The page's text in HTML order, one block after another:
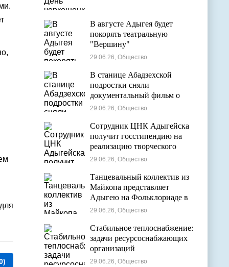
В августе Адыгея будет
покорять театральную
"Вершину"
29.06.26, Общество
В станице Абадзехской
подростки сняли
документальный фильм о
цирковой студии
29.06.26, Общество
Сотрудник ЦНК Адыгейска
получит госстипендию на
реализацию творческого
проекта в области
29.06.26, Общество
Танцевальный коллектив из
Майкопа представляет
Адыгею на Фольклориаде в
Уфе
29.06.26, Общество
Стабильное теплоснабжение:
задачи ресурсоснабжающих
организаций
29.06.26, Общество